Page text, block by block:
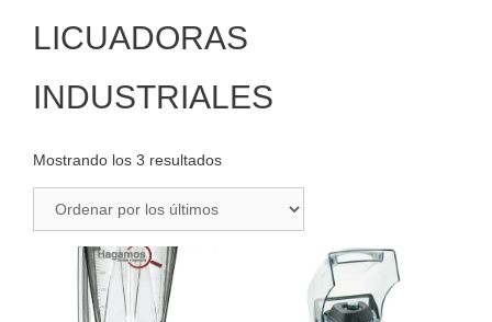
LICUADORAS
INDUSTRIALES
Mostrando los 3 resultadosOrdenado
últimos